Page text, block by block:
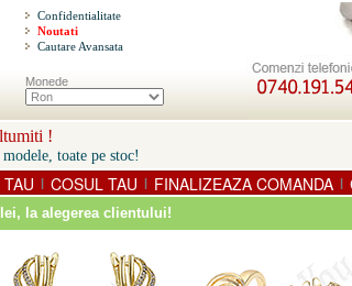
Confidentialitate
Noutati
Cautare Avansata
Monede
!
toate pe stoc!
| COSUL TAU | FINALIZEAZA COMANDA |
, la alegerea clientului!